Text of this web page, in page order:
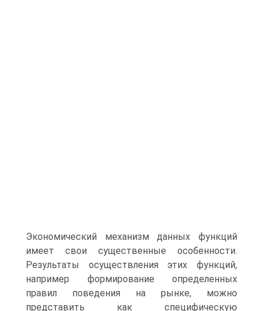
Экономический механизм данных функций
имеет свои существенные особенности.
Результаты осуществления этих функций,
например формирование определенных
правил поведения на рынке, можно
представить как специфическую